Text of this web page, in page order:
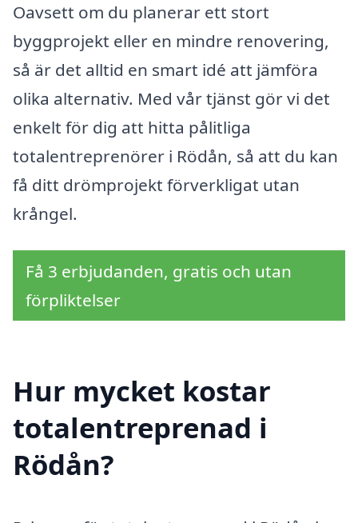
Oavsett om du planerar ett stort
byggprojekt eller en mindre renovering,
så är det alltid en smart idé att jämföra
olika alternativ. Med vår tjänst gör vi det
enkelt för dig att hitta pålitliga
totalentreprenörer i Rödån, så att du kan
få ditt drömprojekt förverkligat utan
krångel.
Få 3 erbjudanden, gratis och utan
förpliktelser
Hur mycket kostar
totalentreprenad i
Rödån?